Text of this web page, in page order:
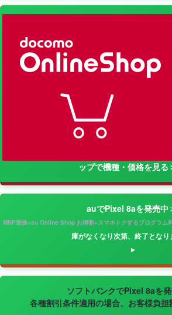
ップで機種・価格を見る
auでPixel 8aを発売中
MNP乗換+au Online Shop お得割+スマホトクするプログラム
庫がなくなり次第、終了となり
ソフトバンクでPixel 8aを
各種割引条件適用の場合、お客様負